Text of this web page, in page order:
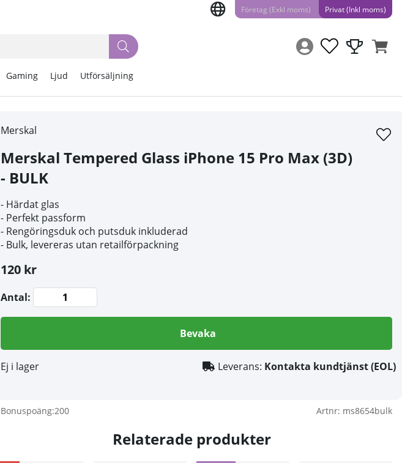
Företag (Exkl moms) Privat (Inkl moms)
Gaming Ljud Utförsäljning
Merskal
Merskal Tempered Glass iPhone 15 Pro Max (3D)
- BULK
- Härdat glas
- Perfekt passform
- Rengöringsduk och putsduk inkluderad
- Bulk, levereras utan retailförpackning
120 kr
Antal:
Bevaka
Ej i lager Leverans: Kontakta kundtjänst (EOL)
Bonuspoäng:200 Artnr: ms8654bulk
Relaterade produkter